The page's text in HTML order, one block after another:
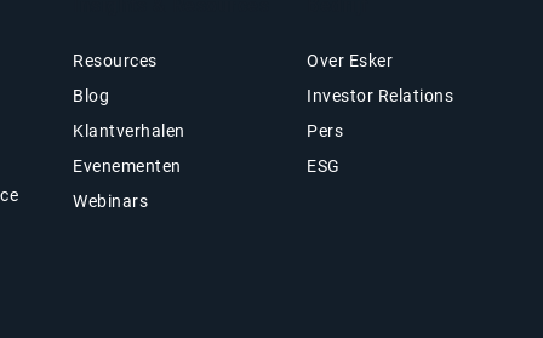
Resources
Blog
Klantverhalen
Evenementen
Webinars
Over Esker
Investor Relations
Pers
ESG